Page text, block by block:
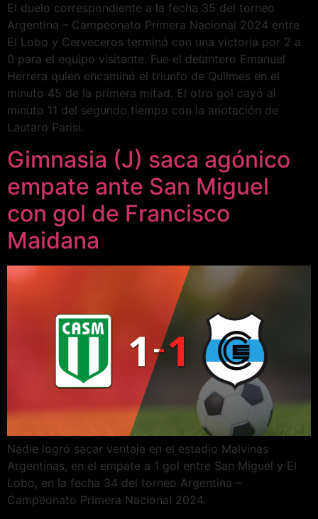
El duelo correspondiente a la fecha 35 del torneo
Argentina – Campeonato Primera Nacional 2024 entre
El Lobo y Cerveceros terminó con una victoria por 2 a
0 para el equipo visitante. Fue el delantero Emanuel
Herrera quien encaminó el triunfo de Quilmes en el
minuto 45 de la primera mitad. El otro gol cayó al
minuto 11 del segundo tiempo con la anotación de
Lautaro Parisi.
Gimnasia (J) saca agónico
empate ante San Miguel
con gol de Francisco
Maidana
Nadie logró sacar ventaja en el estadio Malvinas
Argentinas, en el empate a 1 gol entre San Miguel y El
Lobo, en la fecha 34 del torneo Argentina –
Campeonato Primera Nacional 2024.